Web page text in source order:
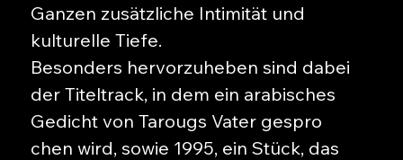
Ganzen zusätzliche Intimität und
kulturelle Tiefe.
Besonders hervorzuheben sind dabei
der Titeltrack, in dem ein arabisches
Gedicht von Tarougs Vater gespro
chen wird, sowie 1995, ein Stück, das